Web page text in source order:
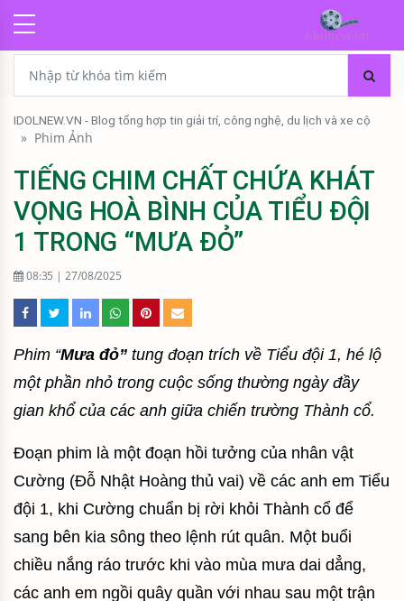
IDOLNEW.VN - Blog tổng hợp tin giải trí, công nghệ, du lịch và xe cộ
» Phim Ảnh
TIẾNG CHIM CHẤT CHỨA KHÁT
VỌNG HOÀ BÌNH CỦA TIỂU ĐỘI
1 TRONG “MƯA ĐỎ”
08:35 | 27/08/2025
Phim “Mưa đỏ” tung đoạn trích về Tiểu đội 1, hé lộ
một phần nhỏ trong cuộc sống thường ngày đầy
gian khổ của các anh giữa chiến trường Thành cổ.
Đoạn phim là một đoạn hồi tưởng của nhân vật
Cường (Đỗ Nhật Hoàng thủ vai) về các anh em Tiểu
đội 1, khi Cường chuẩn bị rời khỏi Thành cổ để
sang bên kia sông theo lệnh rút quân. Một buổi
chiều nắng ráo trước khi vào mùa mưa dai dẳng,
các anh em ngồi quây quần với nhau sau một trận